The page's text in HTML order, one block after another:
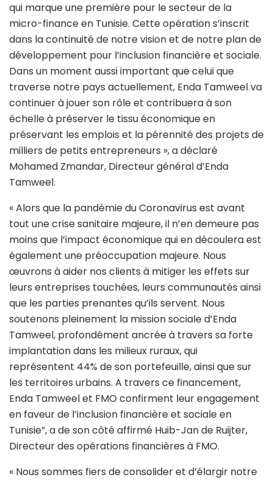
qui marque une première pour le secteur de la
micro-finance en Tunisie. Cette opération s’inscrit
dans la continuité de notre vision et de notre plan de
développement pour l’inclusion financière et sociale.
Dans un moment aussi important que celui que
traverse notre pays actuellement, Enda Tamweel va
continuer à jouer son rôle et contribuera à son
échelle à préserver le tissu économique en
préservant les emplois et la pérennité des projets de
milliers de petits entrepreneurs », a déclaré
Mohamed Zmandar, Directeur général d’Enda
Tamweel.
« Alors que la pandémie du Coronavirus est avant
tout une crise sanitaire majeure, il n’en demeure pas
moins que l’impact économique qui en découlera est
également une préoccupation majeure. Nous
œuvrons à aider nos clients à mitiger les effets sur
leurs entreprises touchées, leurs communautés ainsi
que les parties prenantes qu’ils servent. Nous
soutenons pleinement la mission sociale d’Enda
Tamweel, profondément ancrée à travers sa forte
implantation dans les milieux ruraux, qui
représentent 44% de son portefeuille, ainsi que sur
les territoires urbains. A travers ce financement,
Enda Tamweel et FMO confirment leur engagement
en faveur de l’inclusion financière et sociale en
Tunisie”, a de son côté affirmé Huib-Jan de Ruijter,
Directeur des opérations financières à FMO.
« Nous sommes fiers de consolider et d’élargir notre